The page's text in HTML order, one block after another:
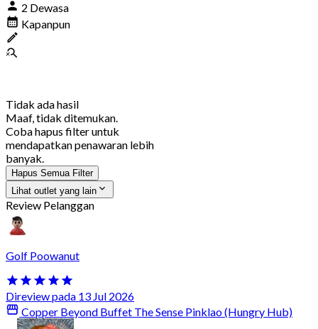
2 Dewasa
Kapanpun
Tidak ada hasil
Maaf, tidak ditemukan.
Coba hapus filter untuk
mendapatkan penawaran lebih
banyak.
Hapus Semua Filter
Lihat outlet yang lain
Review Pelanggan
Golf Poowanut
Direview pada 13 Jul 2026
Copper Beyond Buffet The Sense Pinklao (Hungry Hub)